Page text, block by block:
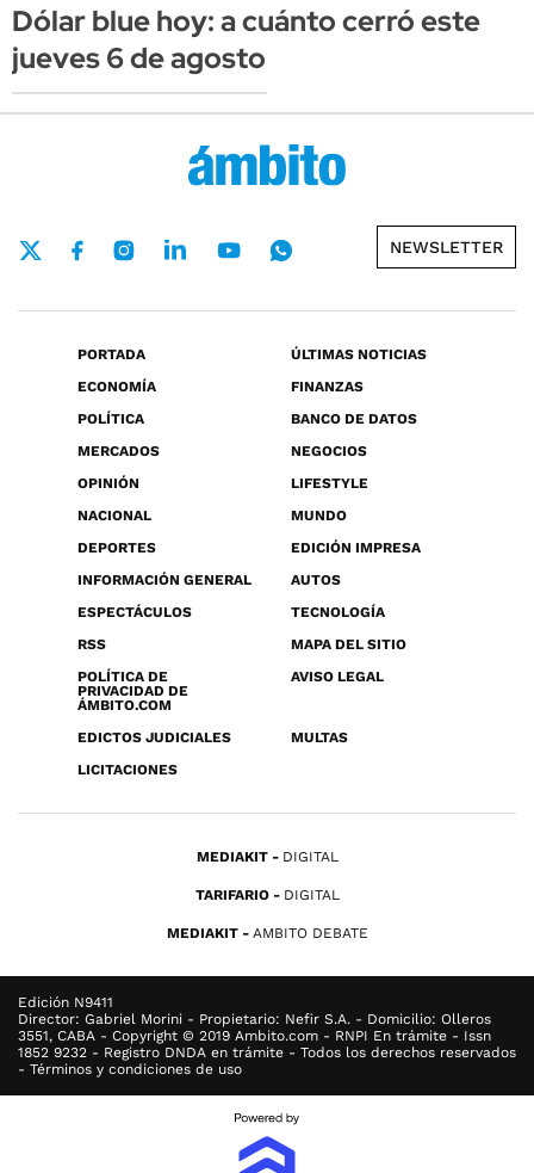
Dólar blue hoy: a cuánto cerró este
jueves 6 de agosto
NEWSLETTER
PORTADA
ÚLTIMAS NOTICIAS
ECONOMÍA
FINANZAS
POLÍTICA
BANCO DE DATOS
MERCADOS
NEGOCIOS
OPINIÓN
LIFESTYLE
NACIONAL
MUNDO
DEPORTES
EDICIÓN IMPRESA
INFORMACIÓN GENERAL
AUTOS
ESPECTÁCULOS
TECNOLOGÍA
RSS
MAPA DEL SITIO
POLÍTICA DE
PRIVACIDAD DE
ÁMBITO.COM
AVISO LEGAL
EDICTOS JUDICIALES
MULTAS
LICITACIONES
MEDIAKIT DIGITAL
TARIFARIO DIGITAL
MEDIAKIT AMBITO DEBATE
Edición N9411
Director: Gabriel Morini - Propietario: Nefir S.A. - Domicilio: Olleros
3551, CABA - Copyright © 2019 Ambito.com - RNPI En trámite - Issn
1852 9232 - Registro DNDA en trámite - Todos los derechos reservados
- Términos y condiciones de uso